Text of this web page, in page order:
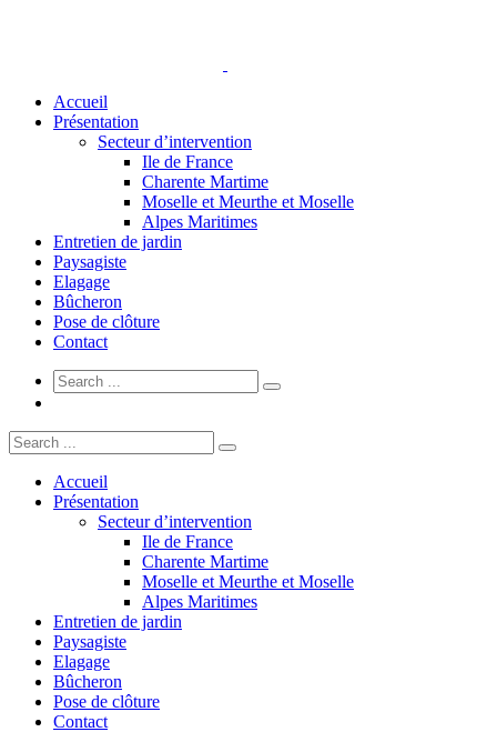
Accueil
Présentation
Secteur d’intervention
Ile de France
Charente Martime
Moselle et Meurthe et Moselle
Alpes Maritimes
Entretien de jardin
Paysagiste
Elagage
Bûcheron
Pose de clôture
Contact
Accueil
Présentation
Secteur d’intervention
Ile de France
Charente Martime
Moselle et Meurthe et Moselle
Alpes Maritimes
Entretien de jardin
Paysagiste
Elagage
Bûcheron
Pose de clôture
Contact